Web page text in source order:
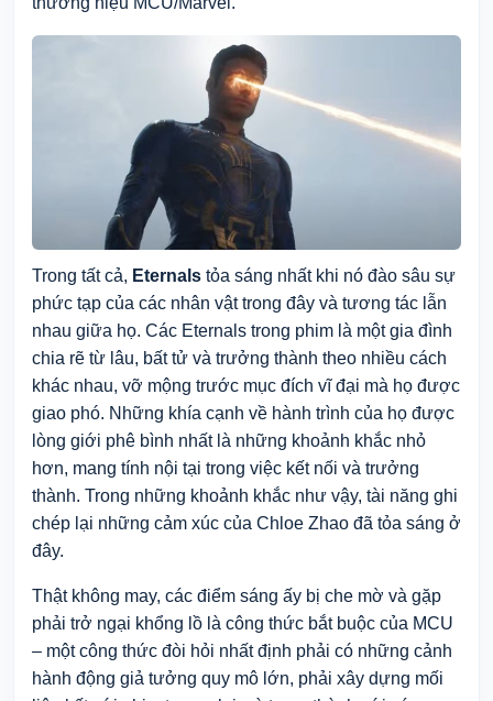
Trong tất cả, Eternals tỏa sáng nhất khi nó đào sâu sự
phức tạp của các nhân vật trong đây và tương tác lẫn
nhau giữa họ. Các Eternals trong phim là một gia đình
chia rẽ từ lâu, bất tử và trưởng thành theo nhiều cách
khác nhau, vỡ mộng trước mục đích vĩ đại mà họ được
giao phó. Những khía cạnh về hành trình của họ được
lòng giới phê bình nhất là những khoảnh khắc nhỏ
hơn, mang tính nội tại trong việc kết nối và trưởng
thành. Trong những khoảnh khắc như vậy, tài năng ghi
chép lại những cảm xúc của Chloe Zhao đã tỏa sáng ở
đây.
Thật không may, các điểm sáng ấy bị che mờ và gặp
phải trở ngại khổng lồ là công thức bắt buộc của MCU
– một công thức đòi hỏi nhất định phải có những cảnh
hành động giả tưởng quy mô lớn, phải xây dựng mối